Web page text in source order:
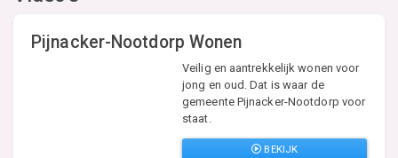
Pijnacker-Nootdorp Wonen
Veilig en aantrekkelijk wonen voor
jong en oud. Dat is waar de
gemeente Pijnacker-Nootdorp voor
staat.
BEKIJK